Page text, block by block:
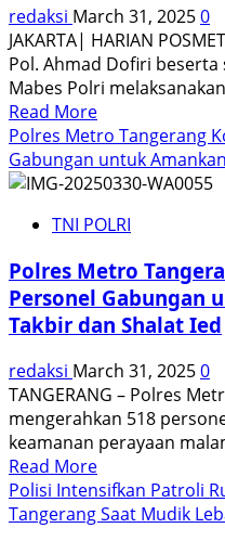
redaksi March 31, 20250
JAKARTA| HARIAN
Pol. Ahmad Dofiri beserta
Mabes Polri
Read MoreRead
more
about
Idul
Mengajarkan
Kejujuran
&
Kemurnian
|
Wakapolri
Salat
Ied
di
Trunojoyo
Polres Metro Tangerang
Gabungan untuk
TNI POLRI
Polres Metro
Personel Gabungan
Takbir dan Shalat Ied
redaksi March 31, 20250
TANGERANG – Polres
mengerahkan 518
keamanan perayaan
Read MoreRead
more
about
Polisi Intensifkan Patroli
Tangerang Saat Mudik